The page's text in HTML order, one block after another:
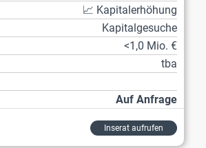
📈 Kapitalerhöhung
Kapitalgesuche
<1,0 Mio. €
tba
Auf Anfrage
Inserat aufrufen